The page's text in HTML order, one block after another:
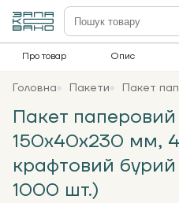
Про товар Опис
Головна Пакети Пакет
Пакет
150х40х230 мм,
крафтовий
1000 шт.)